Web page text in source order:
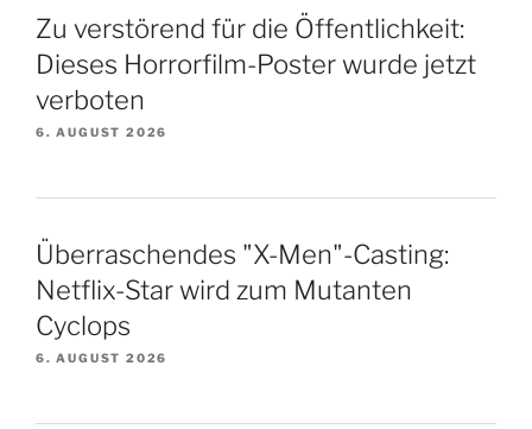
Zu verstörend für die Öffentlichkeit:
Dieses Horrorfilm-Poster wurde jetzt
verboten
6. AUGUST 2026
Überraschendes "X-Men"-Casting:
Netflix-Star wird zum Mutanten
Cyclops
6. AUGUST 2026